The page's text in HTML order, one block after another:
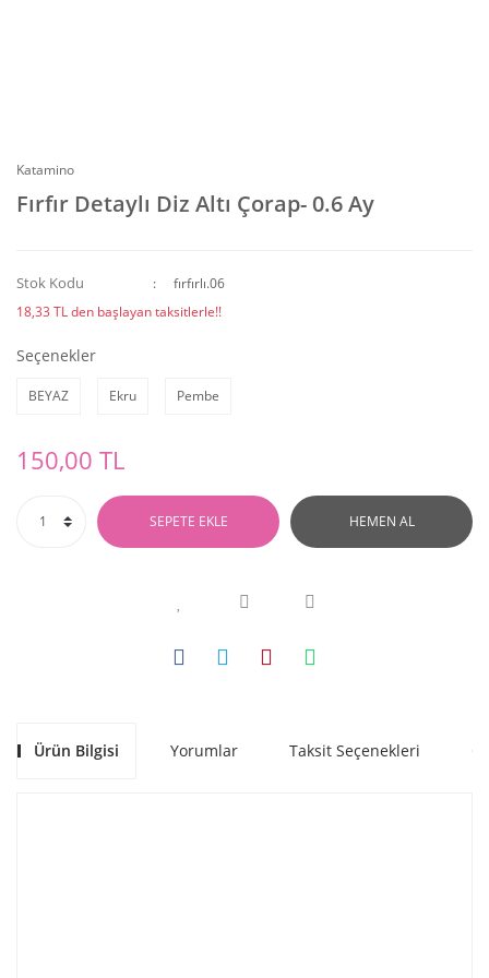
Katamino
Fırfır Detaylı Diz Altı Çorap- 0.6 Ay
Stok Kodu
fırfırlı.06
18,33 TL den başlayan taksitlerle!!
Seçenekler
BEYAZ Ekru Pembe
150,00 TL
SEPETE EKLE HEMEN AL
Ürün Bilgisi Yorumlar Taksit Seçenekleri